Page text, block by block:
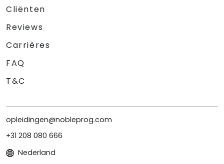
Cliënten
Reviews
Carrières
FAQ
T&C
opleidingen@nobleprog.com
+31 208 080 666
Nederland